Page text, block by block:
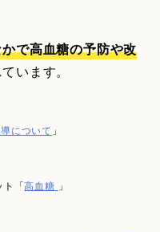
で高血糖の予防や改
います。
について 」
ト「高血糖 」